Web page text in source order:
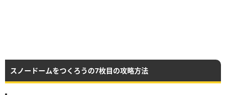
スノードームをつくろうの7枚目の攻略方法